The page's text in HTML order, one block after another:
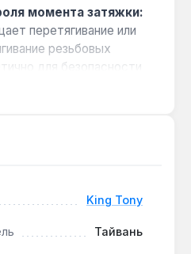
момента затяжки:
перетягивание или
резьбовых
для безопасности
ограниченном
типов гаек и болтов,
King Tony
Тайвань